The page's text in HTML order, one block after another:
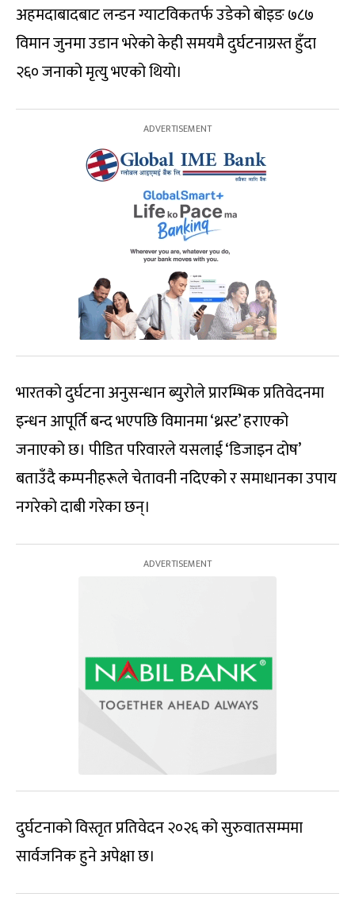
अहमदाबादबाट लन्डन ग्याटविकतर्फ उडेको बोइङ ७८७
विमान जुनमा उडान भरेको केही समयमै दुर्घटनाग्रस्त हुँदा
२६० जनाको मृत्यु भएको थियो।
भारतको दुर्घटना अनुसन्धान ब्युरोले प्रारम्भिक प्रतिवेदनमा
इन्धन आपूर्ति बन्द भएपछि विमानमा ‘थ्रस्ट’ हराएको
जनाएको छ। पीडित परिवारले यसलाई ‘डिजाइन दोष’
बताउँदै कम्पनीहरूले चेतावनी नदिएको र समाधानका उपाय
नगरेको दाबी गरेका छन्।
दुर्घटनाको विस्तृत प्रतिवेदन २०२६ को सुरुवातसम्ममा
सार्वजनिक हुने अपेक्षा छ।